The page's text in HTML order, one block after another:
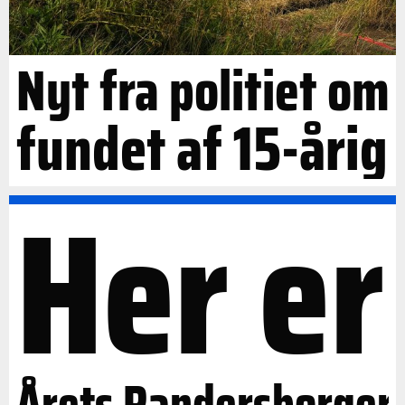
Nyt fra politiet om
fundet af 15-årig
Her er